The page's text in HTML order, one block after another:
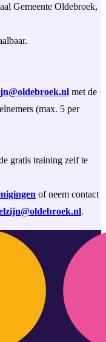
Gemeente Oldebroek,
met de
(max. 5 per
gratis training zelf te
of neem contact
.